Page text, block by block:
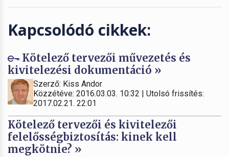
Kapcsolódó cikkek:
Kötelező tervezői művezetés és
kivitelezési dokumentáció »
Szerző: Kiss Andor
Közzétéve: 2016.03.03. 10:32 | Utolsó frissítés:
2017.02.21. 22:01
Kötelező tervezői és kivitelezői
felelősségbiztosítás: kinek kell
megkötnie? »